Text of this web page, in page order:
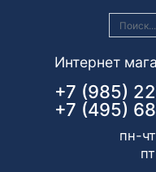
Интернет
+7 (985)
+7 (495)
пн-